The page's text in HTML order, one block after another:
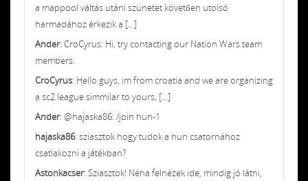
a mappool váltás utáni szünetet követően utolsó
harmadához érkezik a [...]
Ander: CroCyrus: Hi, try contacting our Nation Wars team
members.
CroCyrus: Hello guys, im from croatia and we are organizing
a sc2 league simmilar to yours, [...]
Ander: @hajaska86: /join hun-1
hajaska86: sziasztok hogy tudok a hun csatornához
csatlakozni a játékban?
Astonkacser: Sziasztok! Néha felnézek ide, mindig jó látni,